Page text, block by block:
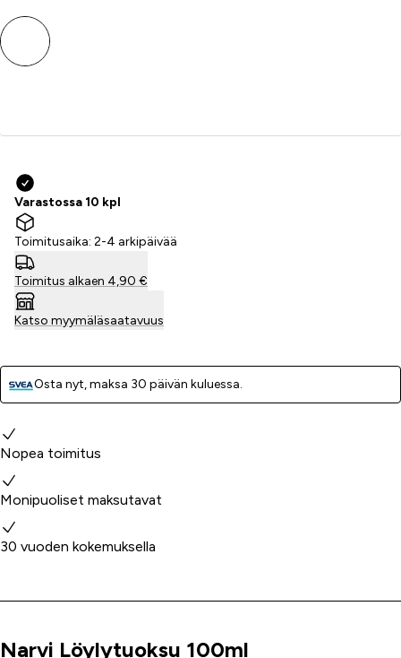
Varastossa 10 kpl
Toimitusaika: 2-4 arkipäivää
Toimitus alkaen 4,90 €
Katso myymäläsaatavuus
Osta nyt, ­maksa 30 päivän kuluessa.
Miksi valita meidät?
Nopea toimitus
Monipuoliset maksutavat
30 vuoden kokemuksella
Tuoteinfo
Narvi Löylytuoksu 100ml